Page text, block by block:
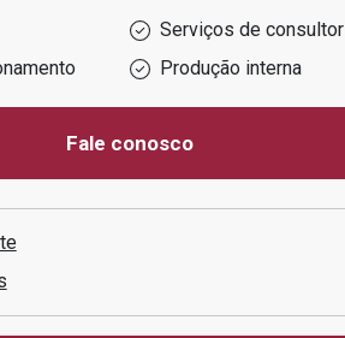
Serviços de
Produção interna
Fale conosco